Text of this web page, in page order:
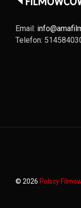
Email:
Telefon:
© 2026 Polscy